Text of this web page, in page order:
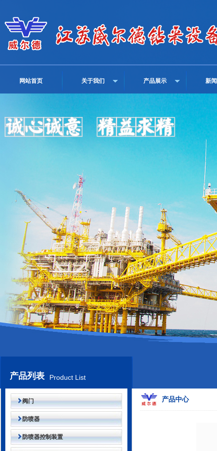
网站首页 关于我们 产品展示 新
产品列表 Product List
阀门
防喷器
防喷器控制装置
产品中心